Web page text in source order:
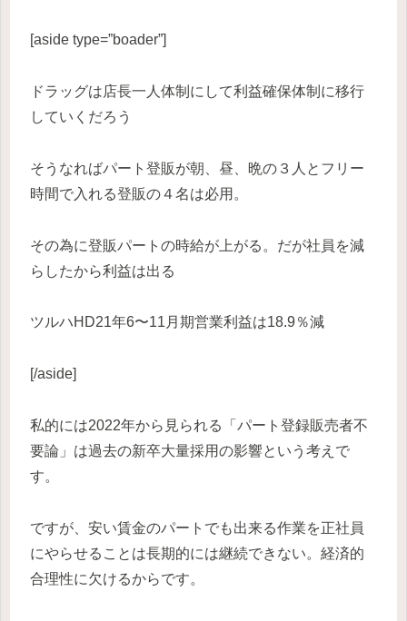
[aside type=”boader”]
ドラッグは店長一人体制にして利益確保体制に移行
していくだろう
そうなればパート登販が朝、昼、晩の３人とフリー
時間で入れる登販の４名は必用。
その為に登販パートの時給が上がる。だが社員を減
らしたから利益は出る
ツルハHD21年6〜11月期営業利益は18.9％減
[/aside]
私的には2022年から見られる「パート登録販売者不
要論」は過去の新卒大量採用の影響という考えで
す。
ですが、安い賃金のパートでも出来る作業を正社員
にやらせることは長期的には継続できない。経済的
合理性に欠けるからです。